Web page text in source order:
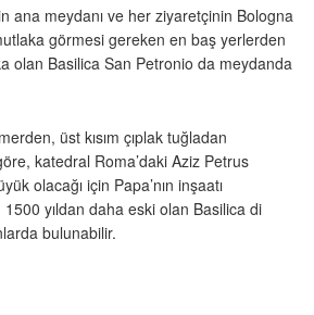
ana meydanı ve her ziyaretçinin Bologna
görmesi gereken en baş yerlerden
olan Basilica San Petronio da meydanda
üst kısım çıplak tuğladan
katedral Roma’daki Aziz Petrus
olacağı için Papa’nın inşaatı
yıldan daha eski olan Basilica di
bulunabilir.